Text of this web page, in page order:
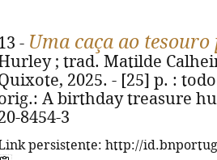
- Uma caça ao
; trad. Matilde
2025. - [25] p. :
A birthday treasure
8454-3
persistente: http://